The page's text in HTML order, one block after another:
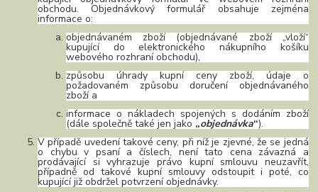
obchodu. Objednávkový formulář obsahuje zejména
informace o:
objednávaném zboží (objednávané zboží „vloží“
kupující do elektronického nákupního košíku
webového rozhraní obchodu),
způsobu úhrady kupní ceny zboží, údaje o
požadovaném způsobu doručení objednávaného
zboží a
informace o nákladech spojených s dodáním zboží
(dále společně také jen jako „objednávka“).
V případě uvedení takové ceny, při níž je zjevné, že se jedná
o chybu v psaní a číslech, není tato cena závazná a
prodávající si vyhrazuje právo kupní smlouvu neuzavřít,
případně od takové kupní smlouvy odstoupit i poté, co
kupující již obdržel potvrzení objednávky.